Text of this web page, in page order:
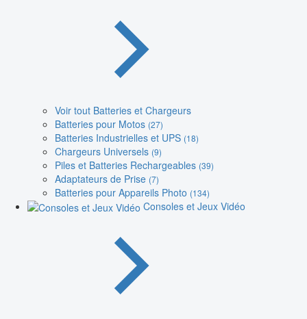
Voir tout Batteries et Chargeurs
Batteries pour Motos (27)
Batteries Industrielles et UPS (18)
Chargeurs Universels (9)
Piles et Batteries Rechargeables (39)
Adaptateurs de Prise (7)
Batteries pour Appareils Photo (134)
Consoles et Jeux Vidéo